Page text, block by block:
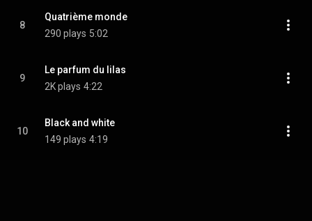
8
Quatrième monde
290 plays 5:02
9
Le parfum du lilas
2K plays 4:22
10
Black and white
149 plays 4:19